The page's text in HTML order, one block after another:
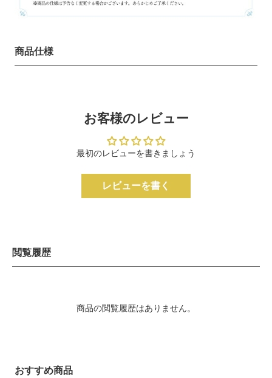
商品仕様
お客様のレビュー
最初のレビューを書きましょう
レビューを書く
閲覧履歴
商品の閲覧履歴はありません。
おすすめ商品